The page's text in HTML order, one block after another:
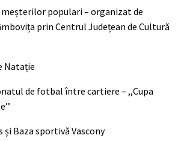
meșterilor populari – organizat de
prin Centrul Județean de Cultură
Natație
de fotbal între cartiere – ,,Cupa
și Baza sportivă Vascony